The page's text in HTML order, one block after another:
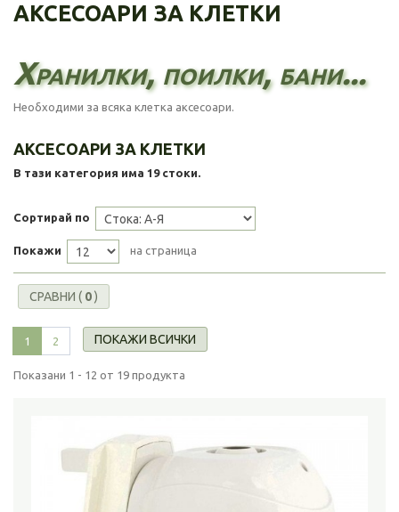
АКСЕСОАРИ ЗА КЛЕТКИ
Хранилки, поилки, бани...
Необходими за всяка клетка аксесоари.
АКСЕСОАРИ ЗА КЛЕТКИ
В тази категория има 19 стоки.
Сортирай по
Покажи на страница
СРАВНИ ( 0)
ПОКАЖИ ВСИЧКИ
1 2
Показани 1 - 12 от 19 продукта